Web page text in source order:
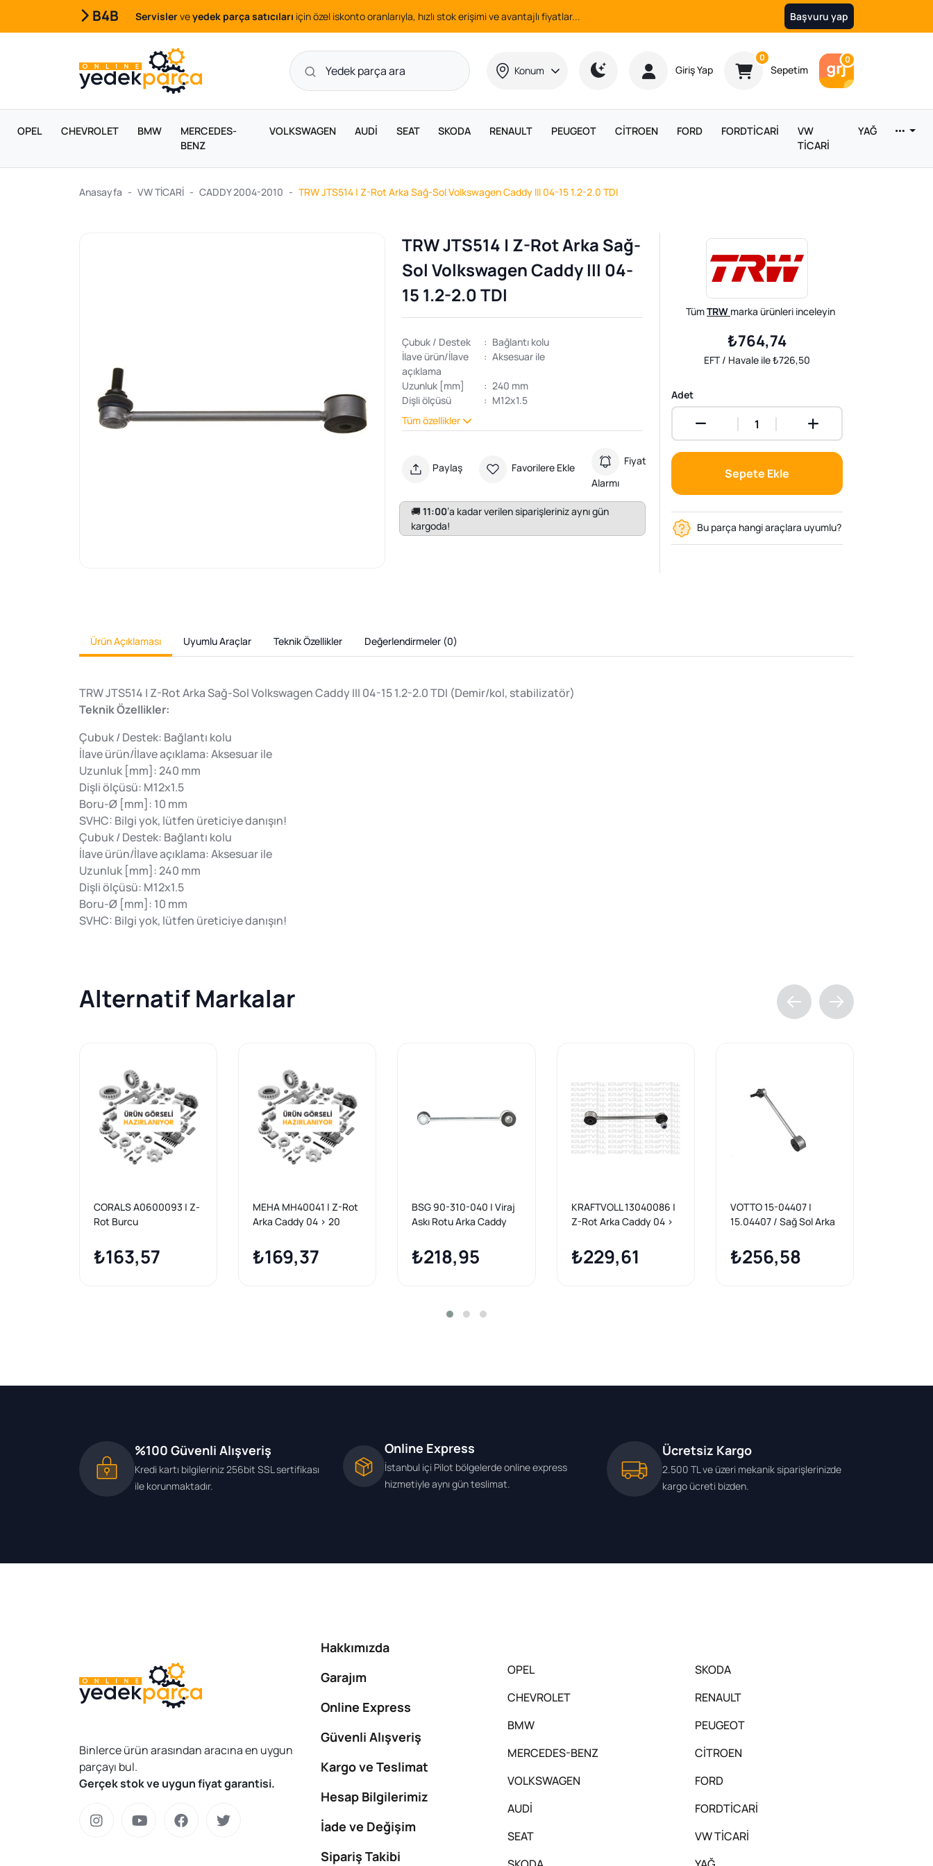
B4B Servislerveyedek parça satıcıları için özel iskonto oranlarıyla, hızlı stok erişimi ve avantajlı fiyatlar... Başvuru yap
Konum Giriş Yap
0Ürün sayısı
Sepetim
0Araç sayısı
OPEL CHEVROLET BMW
MERCEDES-
BENZ
VOLKSWAGEN AUDİ SEAT SKODA RENAULT PEUGEOT CİTROEN FORD FORDTİCARİ
VW
TİCARİ
YAĞ
Anasayfa VW TİCARİ CADDY 2004-2010 TRW JTS514 | Z-Rot Arka Sağ-Sol Volkswagen Caddy III 04-15 1.2-2.0 TDI
TRW JTS514 | Z-Rot Arka Sağ-
Sol Volkswagen Caddy III 04-
15 1.2-2.0 TDI
Çubuk / Destek : Bağlantı kolu
İlave ürün/İlave
açıklama
: Aksesuar ile
Uzunluk [mm] : 240 mm
Dişli ölçüsü
: M12x1.5
Tüm özellikler
Paylaş Favorilere Ekle
Fiyat
Alarmı
🚚11:00’a kadar verilen siparişleriniz aynı gün
kargoda!
TümTRW marka ürünleri inceleyin
₺764,74
EFT / Havale ile ₺726,50
Adet
Sepete Ekle
Bu parça hangi araçlara uyumlu?
Ürün Açıklaması Uyumlu Araçlar Teknik Özellikler Değerlendirmeler (0)
TRW JTS514 | Z-Rot Arka Sağ-Sol Volkswagen Caddy III 04-15 1.2-2.0 TDI (Demir/kol, stabilizatör)
Teknik Özellikler:
Çubuk / Destek: Bağlantı kolu
İlave ürün/İlave açıklama: Aksesuar ile
Uzunluk [mm]: 240 mm
Dişli ölçüsü: M12x1.5
Boru-Ø [mm]: 10 mm
SVHC: Bilgi yok, lütfen üreticiye danışın!
Çubuk / Destek: Bağlantı kolu
İlave ürün/İlave açıklama: Aksesuar ile
Uzunluk [mm]: 240 mm
Dişli ölçüsü: M12x1.5
Boru-Ø [mm]: 10 mm
SVHC: Bilgi yok, lütfen üreticiye danışın!
Alternatif Markalar
CORALS A0600093 | Z-
Rot Burcu
₺163,57
MEHA MH40041 | Z-Rot
Arka Caddy 04 > 20
04= > | 2 Adet
₺169,37
BSG 90-310-040 | Viraj
Askı Rotu Arka Caddy
₺218,95
KRAFTVOLL 13040086 |
Z-Rot Arka Caddy 04 >
₺229,61
VOTTO 15-04407 |
15.04407 / Sağ Sol Arka
-
₺256,58
%100 Güvenli Alışveriş
Kredi kartı bilgileriniz 256bit SSL sertifikası
ile korunmaktadır.
Online Express
İstanbul içi Pilot bölgelerde online express
hizmetiyle aynı gün teslimat.
Ücretsiz Kargo
2.500 TL ve üzeri mekanik siparişlerinizde
kargo ücreti bizden.
Binlerce ürün arasından aracına en uygun
parçayı bul.
Gerçek stok ve uygun fiyat garantisi.
Hakkımızda
Garajım
Online Express
Güvenli Alışveriş
Kargo ve Teslimat
Hesap Bilgilerimiz
İade ve Değişim
Sipariş Takibi
OPEL
CHEVROLET
BMW
MERCEDES-BENZ
VOLKSWAGEN
AUDİ
SEAT
SKODA
RENAULT
PEUGEOT
CİTROEN
FORD
FORDTİCARİ
VW TİCARİ